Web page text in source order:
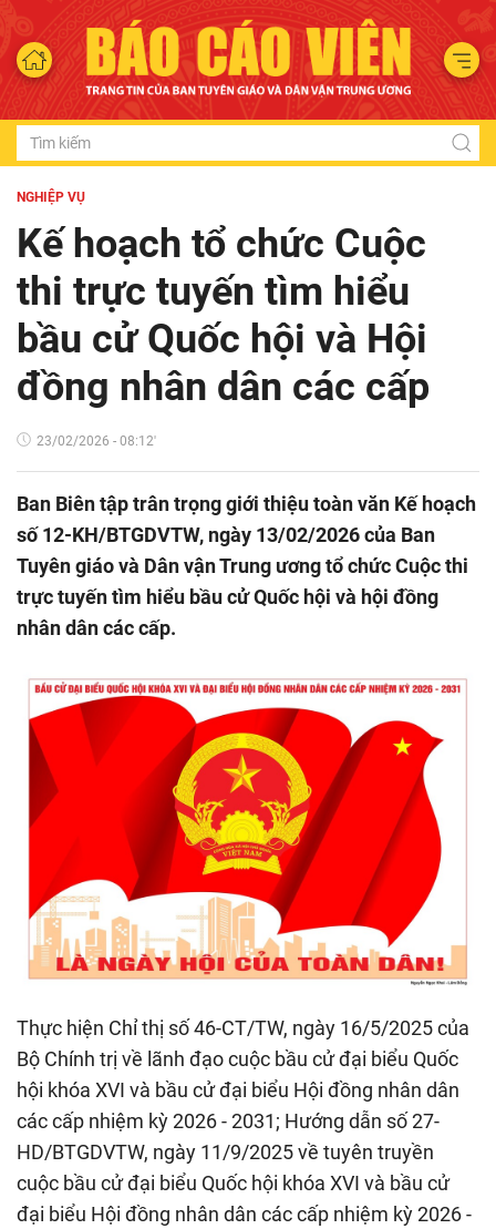
NGHIỆP VỤ
Kế hoạch tổ chức Cuộc
thi trực tuyến tìm hiểu
bầu cử Quốc hội và Hội
đồng nhân dân các cấp
23/02/2026 - 08:12'
Ban Biên tập trân trọng giới thiệu toàn văn Kế hoạch
số 12-KH/BTGDVTW, ngày 13/02/2026 của Ban
Tuyên giáo và Dân vận Trung ương tổ chức Cuộc thi
trực tuyến tìm hiểu bầu cử Quốc hội và hội đồng
nhân dân các cấp.
Thực hiện Chỉ thị số 46-CT/TW, ngày 16/5/2025 của
Bộ Chính trị về lãnh đạo cuộc bầu cử đại biểu Quốc
hội khóa XVI và bầu cử đại biểu Hội đồng nhân dân
các cấp nhiệm kỳ 2026 - 2031; Hướng dẫn số 27-
HD/BTGDVTW, ngày 11/9/2025 về tuyên truyền
cuộc bầu cử đại biểu Quốc hội khóa XVI và bầu cử
đại biểu Hội đồng nhân dân các cấp nhiệm kỳ 2026 -